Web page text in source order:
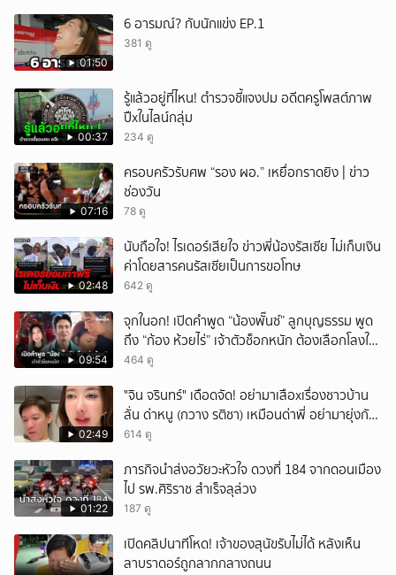
01:50
6 อารมณ์? กับนักแข่ง EP.1
381 ดู
00:37
รู้แล้วอยู่ที่ไหน! ตำรวจชี้แจงปม อดีตครูโพสต์ภาพ
ปืxในไลน์กลุ่ม
234 ดู
07:16
ครอบครัวรับศพ “รอง ผอ.” เหยื่อกราดยิง | ข่าว
ช่องวัน
78 ดู
02:48
นับถือใจ! ไรเดอร์เสียใจ ข่าวพี่น้องรัสเซีย ไม่เก็บเงิน
ค่าโดยสารคนรัสเซียเป็นการขอโทษ
642 ดู
09:54
จุกในอก! เปิดคำพูด “น้องพั๊นซ์” ลูกบุญธรรม พูด
ถึง “ก้อง ห้วยไร่” เจ้าตัวช็อกหนัก ต้องเลือกโลงให้
ลูก!
464 ดู
02:49
ั่"จิน จรินทร์" เดือดจัด! อย่ามาเสือxเรื่องชาวบ้าน
ลั่น ด่าหนู (กวาง รติชา) เหมือนด่าพี่ อย่ามายุ่งกับ
คนของผม จบ!!!
614 ดู
01:22
ภารกิจนำส่งอวัยวะหัวใจ ดวงที่ 184 จากดอนเมือง
ไป รพ.ศิริราช สำเร็จลุล่วง
187 ดู
เปิดคลิปนาทีโหด! เจ้าของสุนัขรับไม่ได้ หลังเห็น
ลาบราดอร์ถูกลากกลางถนน